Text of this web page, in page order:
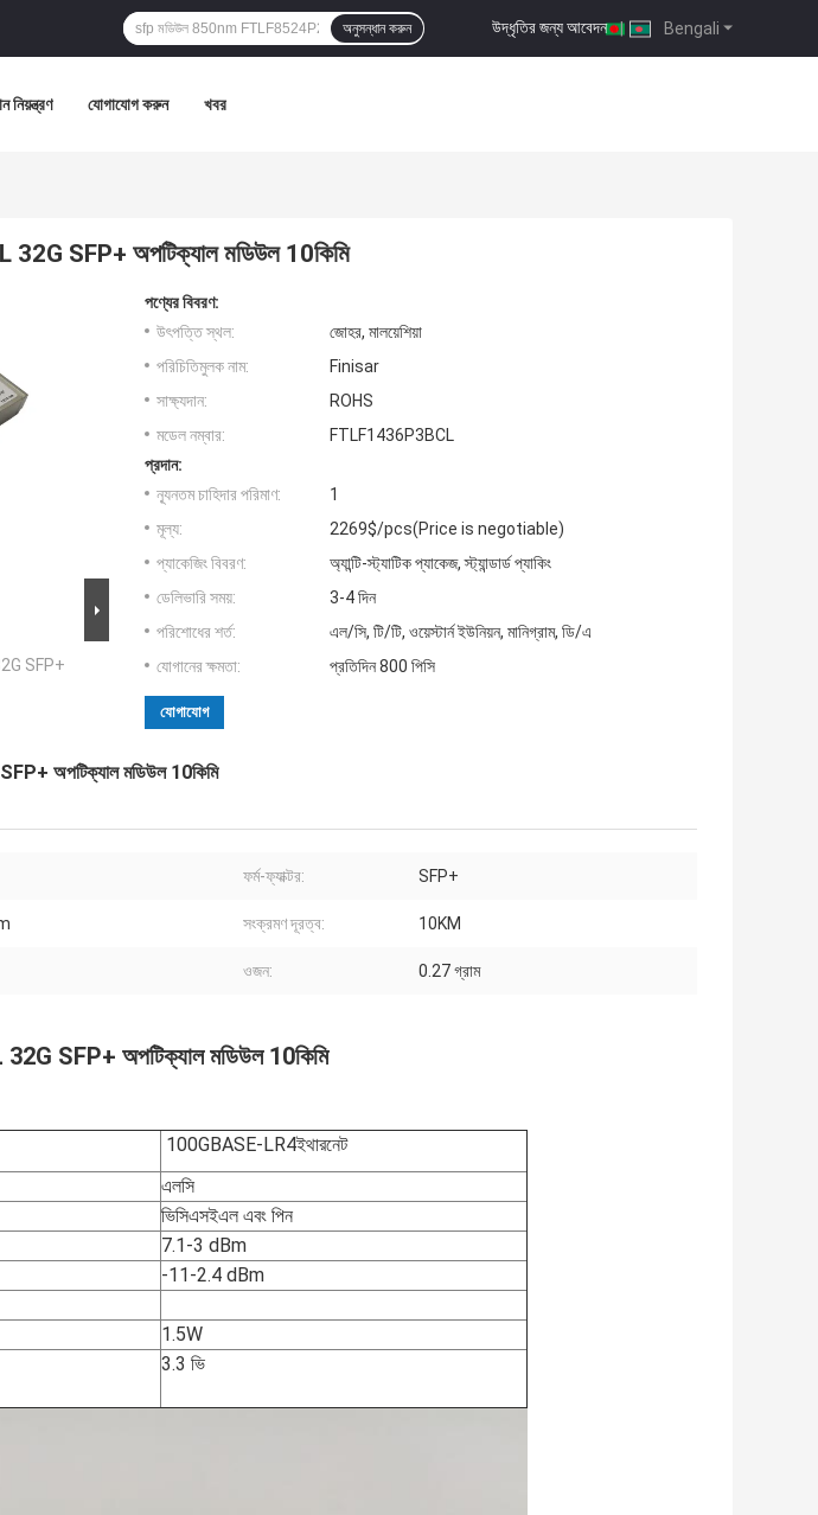
Bengali
উদ্ধৃতির জন্য আবেদন |
অনুসন্ধান করুন
নিয়ন্ত্রণ যোগাযোগ করুন খবর
32G SFP+ অপটিক্যাল মডিউল 10কিমি
SFP+
পণ্যের বিবরণ:
উৎপত্তি স্থল:
জোহর, মালয়েশিয়া
পরিচিতিমুলক নাম:
Finisar
সাক্ষ্যদান:
ROHS
মডেল নম্বার:
FTLF1436P3BCL
প্রদান:
ন্যূনতম চাহিদার পরিমাণ:
1
মূল্য:
2269$/pcs(Price is negotiable)
প্যাকেজিং বিবরণ:
অ্যান্টি-স্ট্যাটিক প্যাকেজ, স্ট্যান্ডার্ড প্যাকিং
ডেলিভারি সময়:
3-4 দিন
পরিশোধের শর্ত:
এল/সি, টি/টি, ওয়েস্টার্ন ইউনিয়ন, মানিগ্রাম, ডি/এ
যোগানের ক্ষমতা:
প্রতিদিন 800 পিসি
যোগাযোগ
অপটিক্যাল মডিউল 10কিমি
ফর্ম-ফ্যাক্টর: SFP+
সংক্রমণ দূরত্ব: 10KM
ওজন: 0.27 গ্রাম
SFP+ অপটিক্যাল মডিউল 10কিমি
100GBASE-LR4ইথারনেট
এলসি
ভিসিএসইএল এবং পিন
7.1-3 dBm
-11-2.4 dBm
1.5W
3.3 ভি